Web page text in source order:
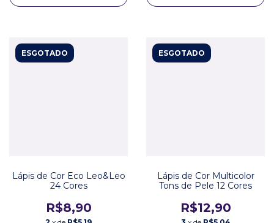
ESGOTADO
Lápis de Cor Eco Leo&Leo
24 Cores
R$8,90
ESGOTADO
Lápis de Cor Multicolor
Tons de Pele 12 Cores
R$12,90